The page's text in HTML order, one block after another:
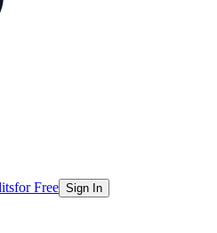
for Free Sign In